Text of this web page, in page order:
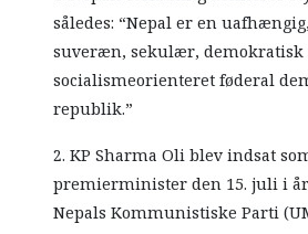
således: “Nepal er en
suveræn, sekulær,
socialismeorienteret føderal
republik.”
2. KP Sharma Oli blev indsat
premierminister den 15. juli i
Nepals Kommunistiske Parti